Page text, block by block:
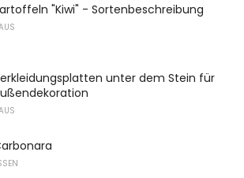
"Kiwi" - Sortenbeschreibung
unter dem Stein für